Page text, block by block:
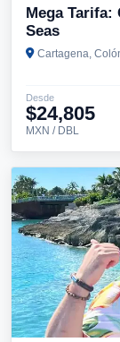
Mega Tarifa:
Seas
Cartagena,
Desde
$24,805
MXN / DBL